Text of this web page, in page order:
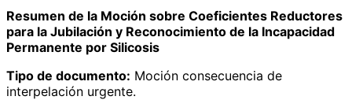
Resumen de la Moción sobre Coeficientes Reductores
para la Jubilación y Reconocimiento de la Incapacidad
Permanente por Silicosis
Tipo de documento: Moción consecuencia de
interpelación urgente.